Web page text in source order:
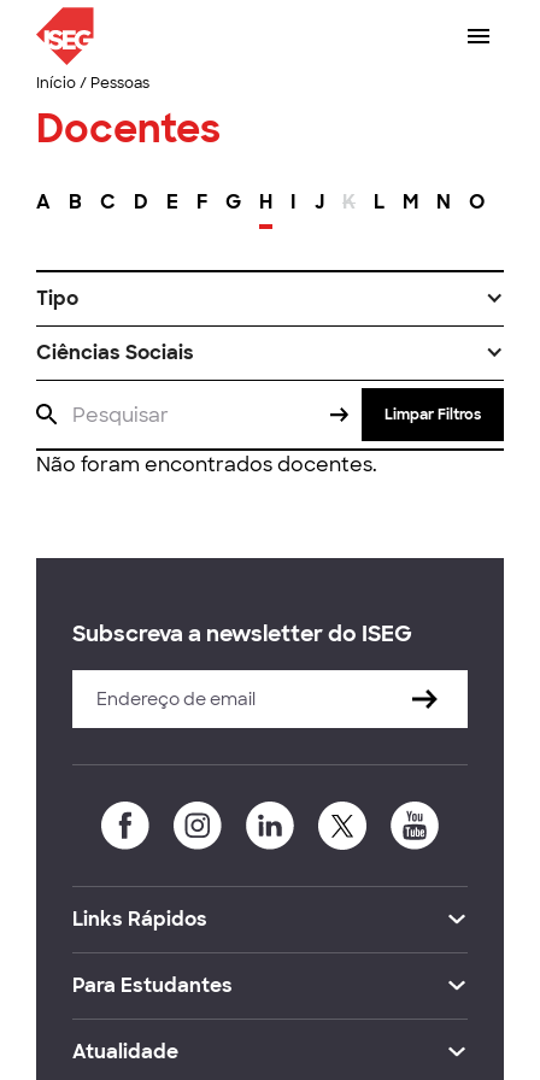
Início/ Pessoas
Docentes
A B C D E F G H I J K L M N O
Tipo
Ciências Sociais
Limpar Filtros
Não foram encontrados docentes.
Subscreva a newsletter do ISEG
Links Rápidos
Para Estudantes
Atualidade